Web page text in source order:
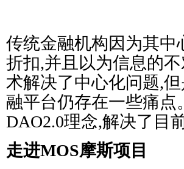
传统金融机构因为其中
折扣,并且以为信息的
术解决了中心化问题,
融平台仍存在一些痛点。
DAO2.0理念,解决了目
走进MOS摩斯项目